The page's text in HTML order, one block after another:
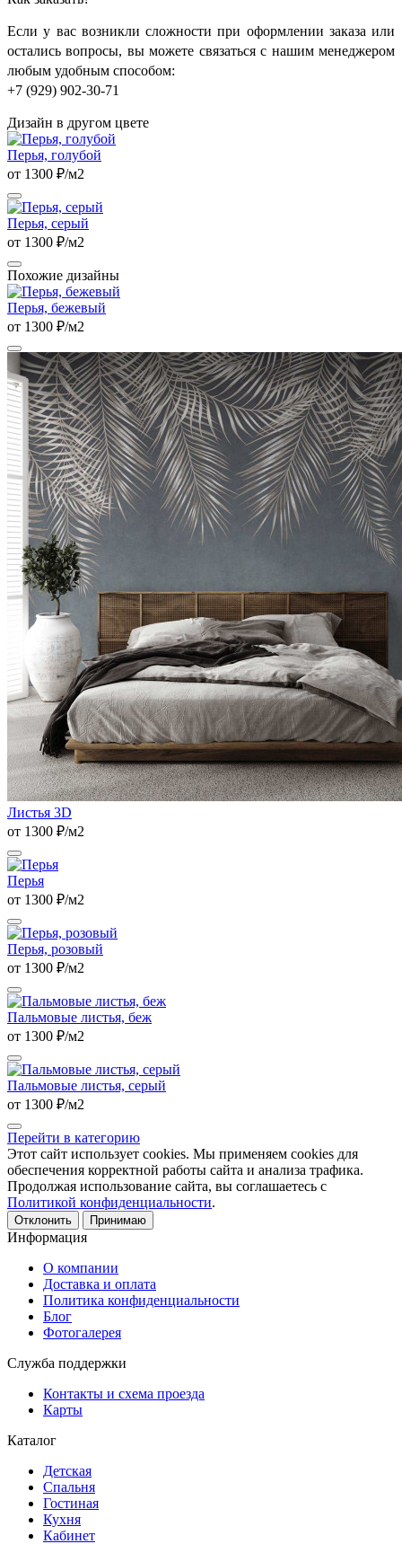
Если у вас возникли сложности при оформлении заказа или
остались вопросы, вы можете связаться с нашим менеджером
любым удобным способом:
+7 (929) 902-30-71
Дизайн в другом цвете
Перья, голубой
от 1300 ₽/м2
Перья, серый
от 1300 ₽/м2
Похожие дизайны
Перья, бежевый
от 1300 ₽/м2
Листья 3D
от 1300 ₽/м2
Перья
от 1300 ₽/м2
Перья, розовый
от 1300 ₽/м2
Пальмовые листья, беж
от 1300 ₽/м2
Пальмовые листья, серый
от 1300 ₽/м2
Перейти в категорию
Этот сайт использует cookies. Мы применяем cookies для
обеспечения корректной работы сайта и анализа трафика.
Продолжая использование сайта, вы соглашаетесь с
Политикой конфиденциальности.
Отклонить Принимаю
Информация
О компании
Доставка и оплата
Политика конфиденциальности
Блог
Фотогалерея
Служба поддержки
Контакты и схема проезда
Карты
Каталог
Детская
Спальня
Гостиная
Кухня
Кабинет